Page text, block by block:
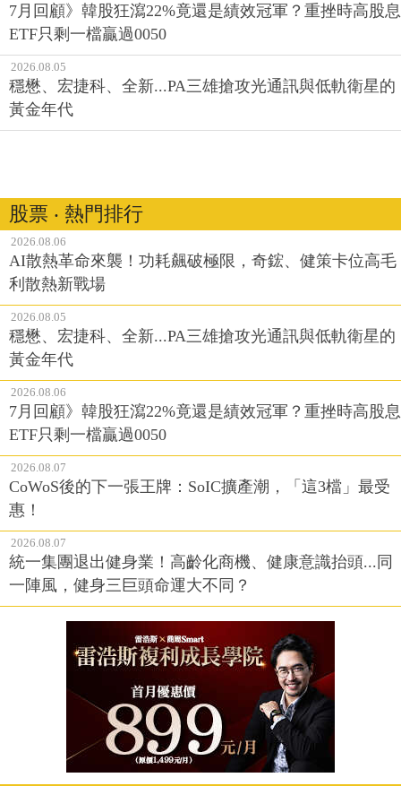
7月回顧》韓股狂瀉22%竟還是績效冠軍？重挫時高股息
ETF只剩一檔贏過0050
2026.08.05
穩懋、宏捷科、全新...PA三雄搶攻光通訊與低軌衛星的
黃金年代
股票 ‧ 熱門排行
2026.08.06
AI散熱革命來襲！功耗飆破極限，奇鋐、健策卡位高毛
利散熱新戰場
2026.08.05
穩懋、宏捷科、全新...PA三雄搶攻光通訊與低軌衛星的
黃金年代
2026.08.06
7月回顧》韓股狂瀉22%竟還是績效冠軍？重挫時高股息
ETF只剩一檔贏過0050
2026.08.07
CoWoS後的下一張王牌：SoIC擴產潮，「這3檔」最受
惠！
2026.08.07
統一集團退出健身業！高齡化商機、健康意識抬頭...同
一陣風，健身三巨頭命運大不同？